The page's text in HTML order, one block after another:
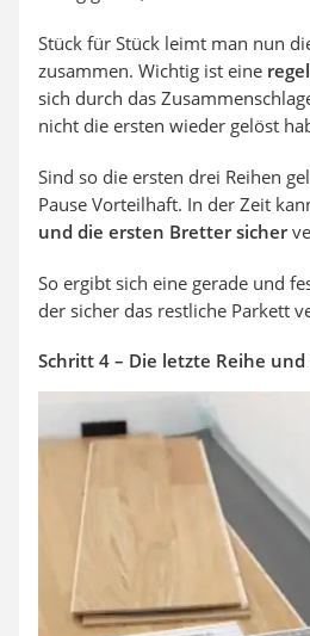
Stück für Stück leimt man nun
zusammen. Wichtig ist eine
sich durch das
nicht die ersten wieder gelöst
Sind so die ersten drei Reihen
Pause Vorteilhaft. In der Zeit
und die ersten Bretter sicher
So ergibt sich eine gerade und
der sicher das restliche Parkett
Schritt 4 – Die letzte Reihe und